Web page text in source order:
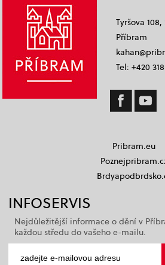
Tyršova 108,
Příbram
Tel: +420
Pribram.eu
INFOSERVIS
Nejdůležitější informace o dění v
každou středu do vašeho e-mailu.